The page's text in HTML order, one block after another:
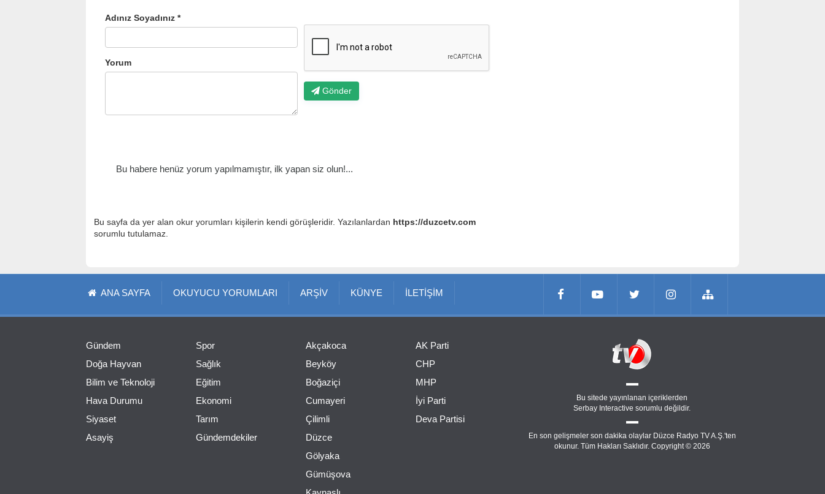
Adınız Soyadınız *
Yorum
Gönder
Bu habere henüz yorum yapılmamıştır, ilk yapan siz olun!...
Bu sayfa da yer alan okur yorumları kişilerin kendi görüşleridir. Yazılanlardan https://duzcetv.com
sorumlu tutulamaz.
ANA SAYFA OKUYUCU YORUMLARI ARŞİV KÜNYE İLETİŞİM
Gündem
Doğa Hayvan
Bilim ve Teknoloji
Hava Durumu
Siyaset
Asayiş
Spor
Sağlık
Eğitim
Ekonomi
Tarım
Gündemdekiler
Akçakoca
Beyköy
Boğaziçi
Cumayeri
Çilimli
Düzce
Gölyaka
Gümüşova
AK Parti
CHP
MHP
İyi Parti
Deva Partisi
Bu sitede yayınlanan içeriklerden
Serbay Interactive sorumlu değildir.
En son gelişmeler son dakika olaylar Düzce Radyo TV A.Ş.'ten
okunur. Tüm Hakları Saklıdır. Copyright © 2026